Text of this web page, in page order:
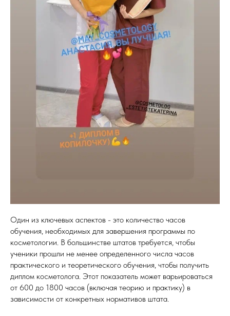
Один из ключевых аспектов - это количество часов
обучения, необходимых для завершения программы по
косметологии. В большинстве штатов требуется, чтобы
ученики прошли не менее определенного числа часов
практического и теоретического обучения, чтобы получить
диплом косметолога. Этот показатель может варьироваться
от 600 до 1800 часов (включая теорию и практику) в
зависимости от конкретных нормативов штата.